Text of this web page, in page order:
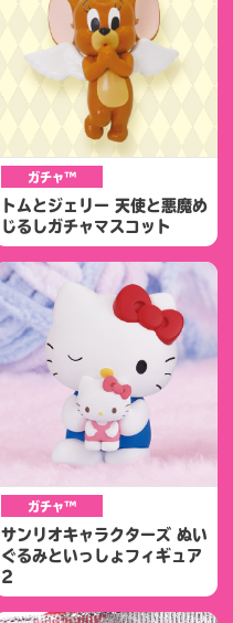
ガチャ™
トムとジェリー 天使と悪魔め
じるしガチャマスコット
ガチャ™
サンリオキャラクターズ ぬい
ぐるみといっしょフィギュア
2